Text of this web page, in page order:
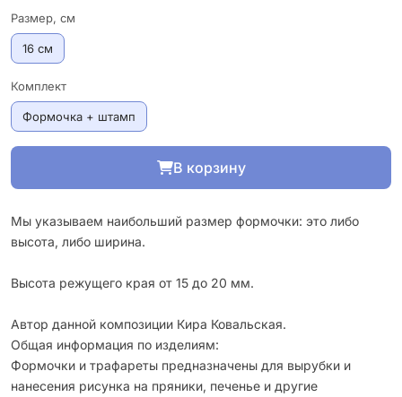
Размер, см
16 см
Комплект
Формочка + штамп
В корзину
Мы указываем наибольший размер формочки: это либо
высота, либо ширина.
Высота режущего края от 15 до 20 мм.
Автор данной композиции Кира Ковальская.
Общая информация по изделиям:
Формочки и трафареты предназначены для вырубки и
нанесения рисунка на пряники, печенье и другие